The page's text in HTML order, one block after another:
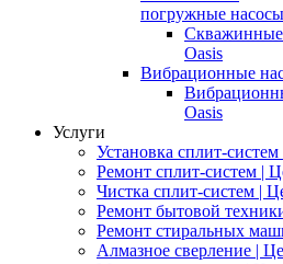
погружные насосы
Oasis
Вибрационные
Oasis
Услуги
Установка сплит-
Ремонт сплит-систем |
Чистка сплит-систем |
Ремонт бытовой
Ремонт стиральных
Алмазное сверление |